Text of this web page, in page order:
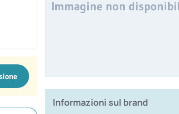
Immagine non
Informazioni sul brand